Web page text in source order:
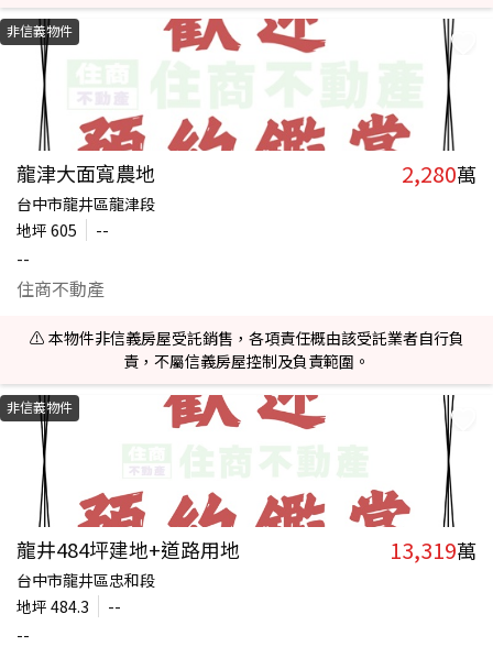
非信義物件
龍津大面寬農地 2,280萬
台中市龍井區龍津段
地坪 605
--
--
住商不動產
⚠️ 本物件非信義房屋受託銷售，各項責任概由該受託業者自行負
責，不屬信義房屋控制及負責範圍。
非信義物件
龍井484坪建地+道路用地 13,319萬
台中市龍井區忠和段
地坪 484.3
--
--